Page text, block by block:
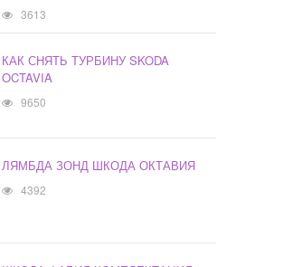
3613
КАК СНЯТЬ ТУРБИНУ SKODA
OCTAVIA
9650
ЛЯМБДА ЗОНД ШКОДА ОКТАВИЯ
4392